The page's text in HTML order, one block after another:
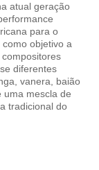
atual geração
para o
objetivo a
diferentes
vanera, baião
uma mescla de
tradicional do